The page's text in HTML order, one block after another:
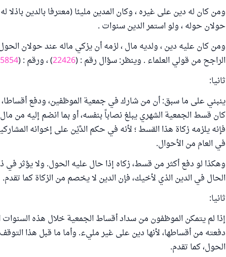
ومن كان له دين على غيره ، وكان المدين مليئا (معترفا بالدين
حولان حوله ، ولو استمر الدين سنوات .
ومن كان عليه دين ، ولديه مال ، لزمه أن يزكي ماله عند حولان
الراجح من قولي العلماء . وينظر: سؤال رقم : (22426) ، ورقم : (
ثانيا:
ينبني على ما سبق: أن من شارك في جمعية الموظفين، ودفع أقساطا،
كان قسط الجمعية الشهري يبلغ نصاباً بنفسه، أو بما انضم إليه من
فإنه يلزمه زكاة هذا القسط ؛ لأنه في حكم الدَّيْن على إخوانه
في العام من الأحوال.
وهكذا لو دفع أكثر من قسط، زكاه إذا حال عليه الحول. ولا يؤثر في
الحال في الدين الذي لأخيك، فإن الدين لا يخصم من الزكاة كما تقدم.
ثانيا:
إذا لم يتمكن الموظفون من سداد أقساط الجمعية خلال هذه السنوات
دفعته من أقساطها، لأنها دين على غير مليء. وأما ما قبل هذا
الحول، كما تقدم.